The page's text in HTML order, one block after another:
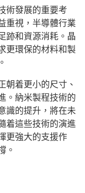
術發展的重要考
重視，半導體行業
跡和資源消耗。晶
更環保的材料和製
朝着更小的尺寸、
。納米製程技術的
識的提升，將在未
着這些技術的演進
更強大的支援作
。